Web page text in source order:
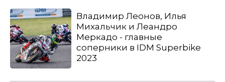
Владимир Леонов, Илья
Михальчик и Леандро
Меркадо - главные
соперники в IDM Superbike
2023